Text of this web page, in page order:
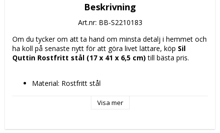
Beskrivning
Art.nr: BB-S2210183
Om du tycker om att ta hand om minsta detalj i hemmet och
ha koll på senaste nytt för att göra livet lättare, köp Sil
Quttin Rostfritt stål (17 x 41 x 6,5 cm) till bästa pris.
Material: Rostfritt stål
Visa mer